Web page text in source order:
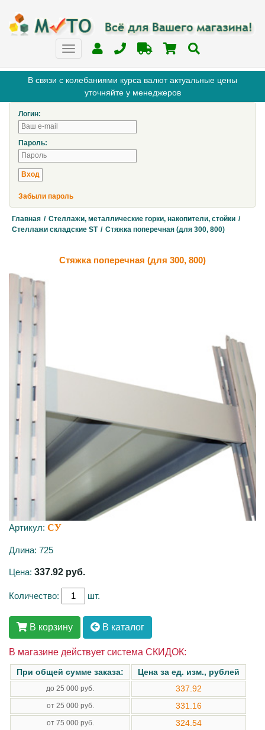
В связи с колебаниями курса валют актуальные цены
уточняйте у менеджеров
Логин:
Пароль:
Забыли пароль
Главная / Стеллажи, металлические горки, накопители, стойки /
Стеллажи складские ST / Стяжка поперечная (для 300, 800)
Стяжка поперечная (для 300, 800)
Артикул: СУ
Длина: 725
Цена: 337.92 руб.
Количество: шт.
В корзину В каталог
В магазине действует система СКИДОК:
При общей сумме заказа: Цена за ед. изм., рублей
до 25 000 руб. 337.92
от 25 000 руб. 331.16
от 75 000 руб. 324.54